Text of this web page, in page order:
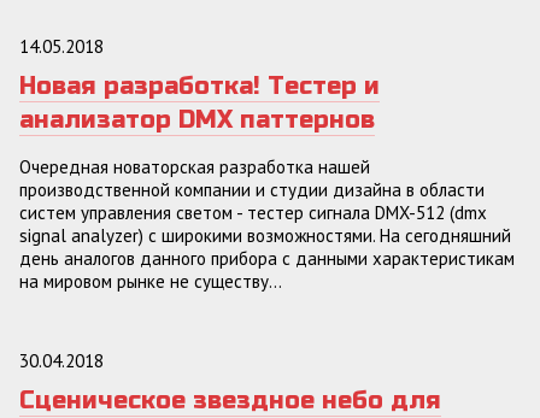
14.05.2018
Новая разработка! Тестер и
анализатор DMX паттернов
Очередная новаторская разработка нашей
производственной компании и студии дизайна в области
систем управления светом - тестер сигнала DMX-512 (dmx
signal analyzer) с широкими возможностями. На сегодняшний
день аналогов данного прибора с данными характеристикам
на мировом рынке не существу...
30.04.2018
Сценическое звездное небо для